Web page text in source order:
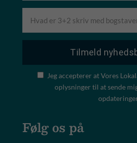
Jeg accepterer at Vores
oplysninger til at sende
Følg os på